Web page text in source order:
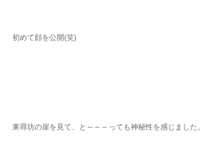
初めて顔を公開(笑)
東尋坊の崖を見て、と～～～っても神秘性を感じました。